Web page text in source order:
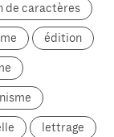
de caractères
édition
lettrage